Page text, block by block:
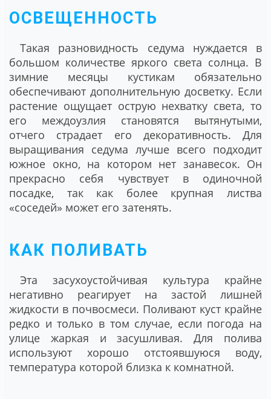
ОСВЕЩЕННОСТЬ
Такая разновидность седума нуждается в
большом количестве яркого света солнца. В
зимние месяцы кустикам обязательно
обеспечивают дополнительную досветку. Если
растение ощущает острую нехватку света, то
его междоузлия становятся вытянутыми,
отчего страдает его декоративность. Для
выращивания седума лучше всего подходит
южное окно, на котором нет занавесок. Он
прекрасно себя чувствует в одиночной
посадке, так как более крупная листва
«соседей» может его затенять.
КАК ПОЛИВАТЬ
Эта засухоустойчивая культура крайне
негативно реагирует на застой лишней
жидкости в почвосмеси. Поливают куст крайне
редко и только в том случае, если погода на
улице жаркая и засушливая. Для полива
используют хорошо отстоявшуюся воду,
температура которой близка к комнатной.